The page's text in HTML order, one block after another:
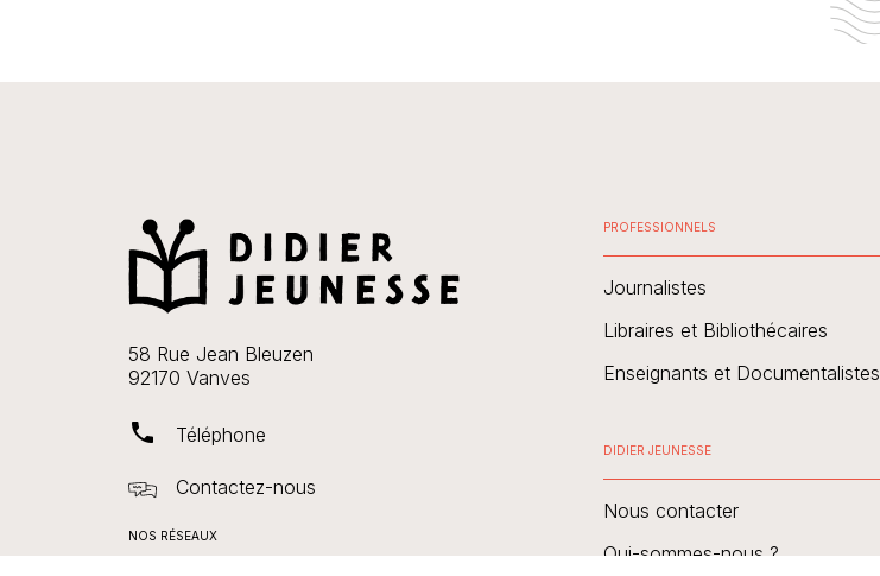
58 Rue Jean Bleuzen
92170 Vanves
phone Téléphone
Contactez-nous
NOS RÉSEAUX
PROFESSIONNELS
Journalistes
Libraires et Bibliothécaires
Enseignants et Documentalistes
DIDIER JEUNESSE
Nous contacter
Qui-sommes-nous ?